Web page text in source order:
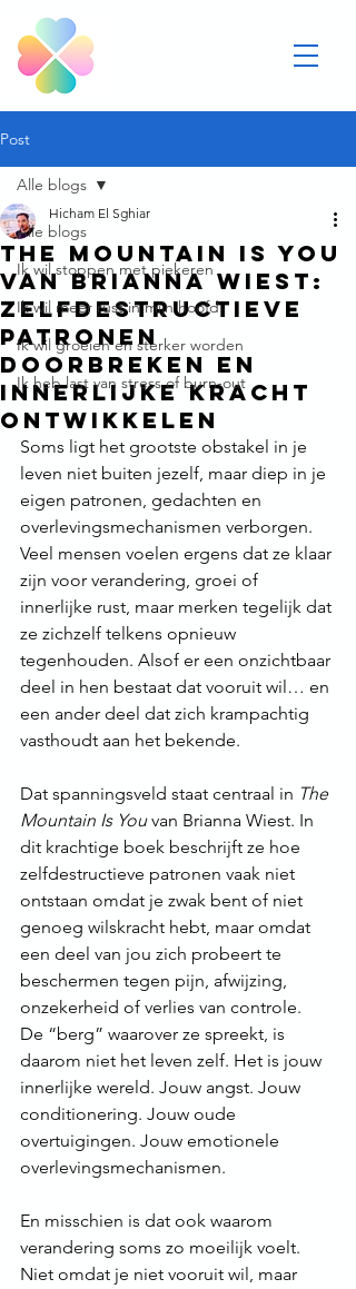
Post
Alle blogs
Ik wil stoppen met piekeren
Ik wil meer rust in mijn hoofd
Ik wil groeien en sterker worden
Ik heb last van stress of burn-out
Alle blogs
The Mountain Is You
van Brianna Wiest:
Zelfdestructieve
patronen
doorbreken en
innerlijke kracht
ontwikkelen
Hicham El Sghiar
Soms ligt het grootste obstakel in je
leven niet buiten jezelf, maar diep in je
eigen patronen, gedachten en
overlevingsmechanismen verborgen.
Veel mensen voelen ergens dat ze klaar
zijn voor verandering, groei of
innerlijke rust, maar merken tegelijk dat
ze zichzelf telkens opnieuw
tegenhouden. Alsof er een onzichtbaar
deel in hen bestaat dat vooruit wil… en
een ander deel dat zich krampachtig
vasthoudt aan het bekende.
Dat spanningsveld staat centraal in The
Mountain Is You van Brianna Wiest. In
dit krachtige boek beschrijft ze hoe
zelfdestructieve patronen vaak niet
ontstaan omdat je zwak bent of niet
genoeg wilskracht hebt, maar omdat
een deel van jou zich probeert te
beschermen tegen pijn, afwijzing,
onzekerheid of verlies van controle.
De “berg” waarover ze spreekt, is
daarom niet het leven zelf. Het is jouw
innerlijke wereld. Jouw angst. Jouw
conditionering. Jouw oude
overtuigingen. Jouw emotionele
overlevingsmechanismen.
En misschien is dat ook waarom
verandering soms zo moeilijk voelt.
Niet omdat je niet vooruit wil, maar